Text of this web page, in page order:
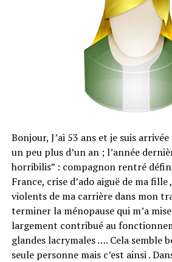
Bonjour, J’ai 53 ans et je suis
un peu plus d’un an ; l’année
horribilis” : compagnon rentré
France, crise d’ado aiguë de ma
violents de ma carrière dans mon
terminer la ménopause qui m’a
largement contribué au
glandes lacrymales …. Cela semble
seule personne mais c’est ainsi .